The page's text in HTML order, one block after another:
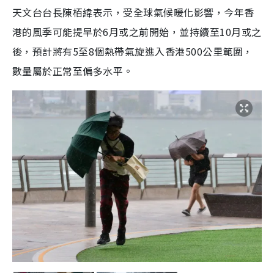
天文台台長陳栢緯表示，受全球氣候暖化影響，今年香
港的風季可能提早於6月或之前開始，並持續至10月或之
後，預計將有5至8個熱帶氣旋進入香港500公里範圍，
數量屬於正常至偏多水平。